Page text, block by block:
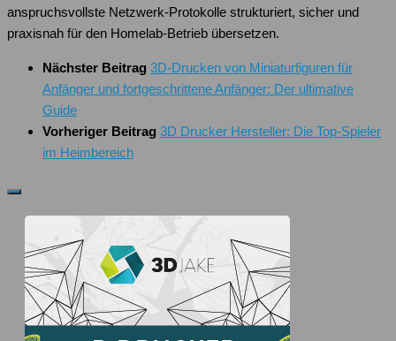
anspruchsvollste Netzwerk-Protokolle strukturiert, sicher und
praxisnah für den Homelab-Betrieb übersetzen.
Nächster Beitrag 3D-Drucken von Miniaturfiguren für
Anfänger und fortgeschrittene Anfänger: Der ultimative
Guide
Vorheriger Beitrag 3D Drucker Hersteller: Die Top-Spieler
im Heimbereich